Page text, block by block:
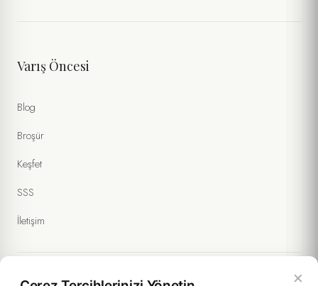
Varış Öncesi
Blog
Broşür
Keşfet
SSS
İletişim
×